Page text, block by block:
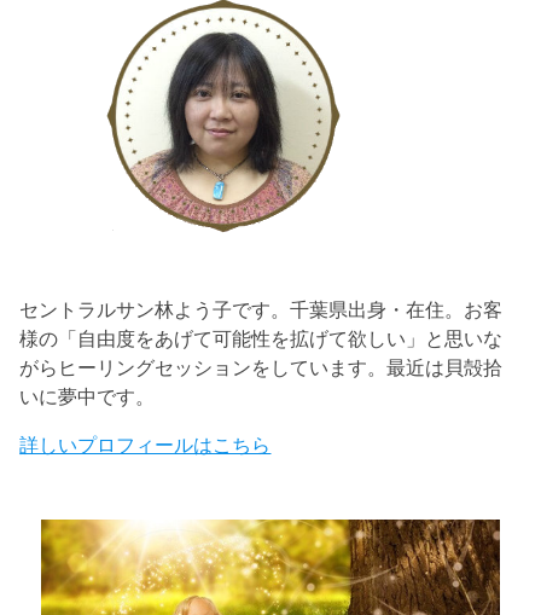
セントラルサン林よう子です。千葉県出身・在住。お客
様の「自由度をあげて可能性を拡げて欲しい」と思いな
がらヒーリングセッションをしています。最近は貝殻拾
いに夢中です。
詳しいプロフィールはこちら